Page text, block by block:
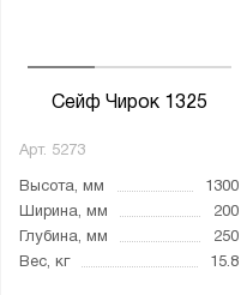
Сейф Чирок 1325
Арт. 5273
Высота, мм
1300
Ширина, мм
200
Глубина, мм
250
Вес, кг
15.8
Серия:
Арсенал